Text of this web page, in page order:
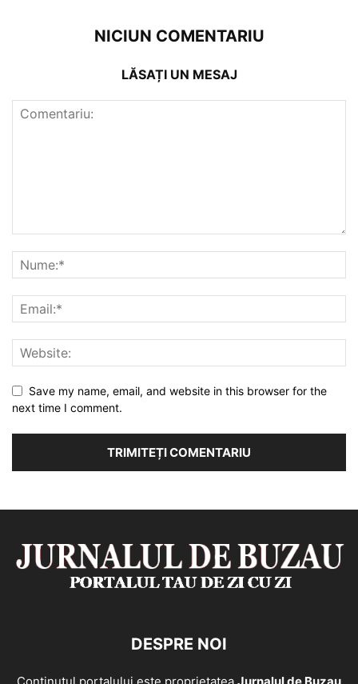
NICIUN COMENTARIU
LĂSAȚI UN MESAJ
Save my name, email, and website in this browser for the
next time I comment.
DESPRE NOI